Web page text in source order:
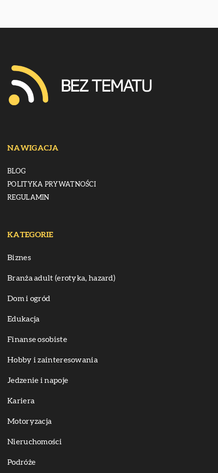
NAWIGACJA
BLOG
POLITYKA PRYWATNOŚCI
REGULAMIN
KATEGORIE
Biznes
Branża adult (erotyka, hazard)
Dom i ogród
Edukacja
Finanse osobiste
Hobby i zainteresowania
Jedzenie i napoje
Kariera
Motoryzacja
Nieruchomości
Podróże